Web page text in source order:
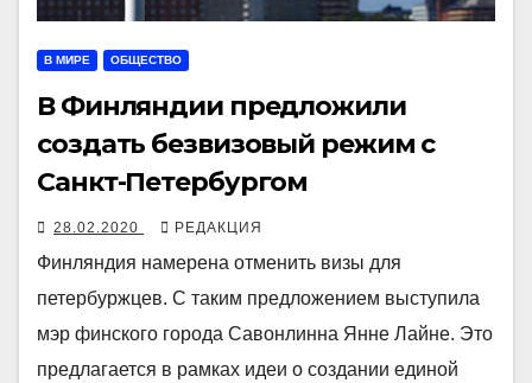
В МИРЕ ОБЩЕСТВО
В Финляндии предложили
создать безвизовый режим с
Санкт-Петербургом
28.02.2020 РЕДАКЦИЯ
Финляндия намерена отменить визы для
петербуржцев. С таким предложением выступила
мэр финского города Савонлинна Янне Лайне. Это
предлагается в рамках идеи о создании единой